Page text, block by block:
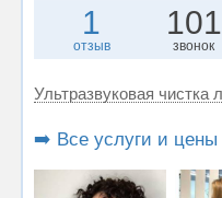
1
отзыв
101
звонок
Ультразвуковая чистка
➡️ Все услуги и цены